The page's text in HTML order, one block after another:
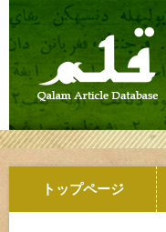
トップページ